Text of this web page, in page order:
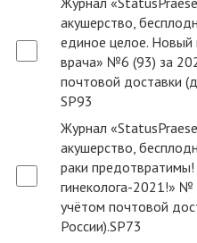
акушерство,
единое целое. Новый
врача» №6 (93) за
почтовой доставки
SP93
Журнал
акушерство,
раки
гинеколога-2021!» №
учётом почтовой
России).SP73